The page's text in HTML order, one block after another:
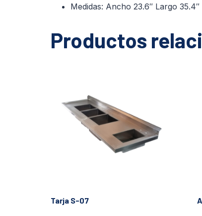
Medidas: Ancho 23.6″ Largo
Productos
Tarja S-07